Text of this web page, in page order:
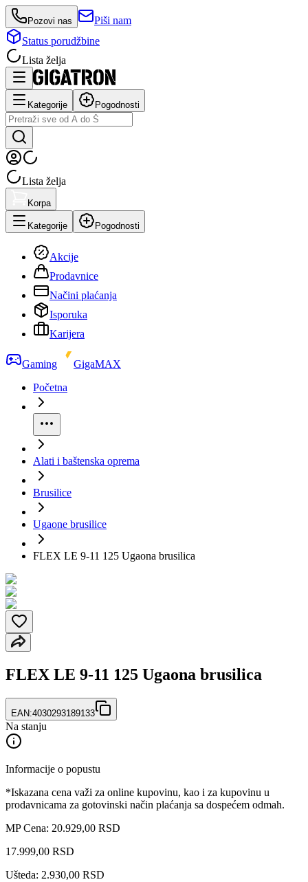
Pozovi nas
Piši nam
Status porudžbine
Lista želja
Kategorije Pogodnosti
Lista želja
Korpa
Kategorije Pogodnosti
Akcije
Prodavnice
Načini plaćanja
Isporuka
Karijera
Gaming
GigaMAX
Početna
Alati i baštenska oprema
Brusilice
Ugaone brusilice
FLEX LE 9-11 125 Ugaona brusilica
FLEX LE 9-11 125 Ugaona brusilica
EAN:4030293189133
Na stanju
Informacije o popustu
*Iskazana cena važi za online kupovinu, kao i za kupovinu u
prodavnicama za gotovinski način plaćanja sa dospećem odmah.
MP Cena: 20.929,00 RSD
17.999,00 RSD
Ušteda: 2.930,00 RSD